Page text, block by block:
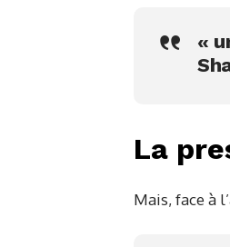
«
La
Mais, face à